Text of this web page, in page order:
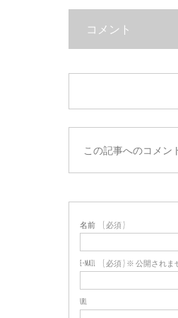
コメント
この記事へのコメン
名前 ( 必須 )
E-MAIL ( 必須 ) ※ 公開されま
URL